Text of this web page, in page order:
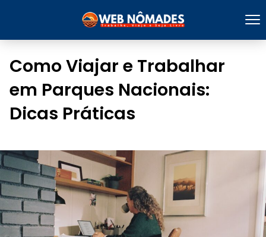
Como Viajar e Trabalhar
em Parques Nacionais:
Dicas Práticas